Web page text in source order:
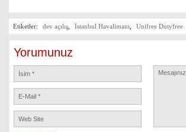
Etiketler: dev açılış İstanbul Havalimanı Unifree Dutyfree
Yorumunuz